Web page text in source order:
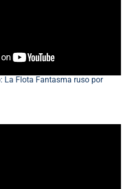
La Flota Fantasma ruso por